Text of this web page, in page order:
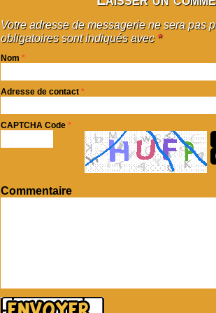
Votre adresse de messagerie ne sera pas
obligatoires sont indiqués avec *
Nom *
Adresse de contact *
CAPTCHA Code *
Commentaire